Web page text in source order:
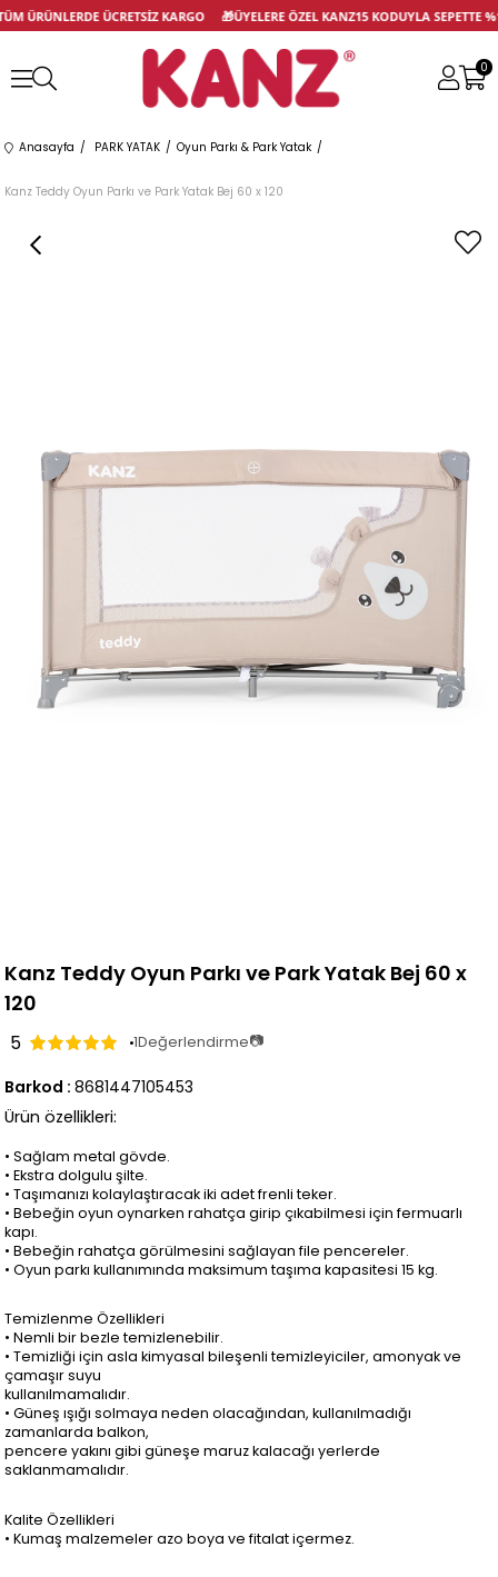
ÜRÜNLERDE ÜCRETSİZ KARGO🎁ÜYELERE ÖZEL KANZ15 KODUYLA
0
Anasayfa PARK YATAK Oyun Parkı & Park Yatak
Kanz Teddy Oyun Parkı ve Park Yatak Bej 60 x 120
Kanz Teddy Oyun Parkı ve Park Yatak Bej 60 x
120
5 1Değerlendirme📷
Barkod : 8681447105453
Ürün özellikleri:
• Sağlam metal gövde.
• Ekstra dolgulu şilte.
• Taşımanızı kolaylaştıracak iki adet frenli teker.
• Bebeğin oyun oynarken rahatça girip çıkabilmesi için fermuarlı
kapı.
• Bebeğin rahatça görülmesini sağlayan file pencereler.
• Oyun parkı kullanımında maksimum taşıma kapasitesi 15 kg.
Temizlenme Özellikleri
• Nemli bir bezle temizlenebilir.
• Temizliği için asla kimyasal bileşenli temizleyiciler, amonyak ve
çamaşır suyu
kullanılmamalıdır.
• Güneş ışığı solmaya neden olacağından, kullanılmadığı
zamanlarda balkon,
pencere yakını gibi güneşe maruz kalacağı yerlerde
saklanmamalıdır.
Kalite Özellikleri
• Kumaş malzemeler azo boya ve fitalat içermez.